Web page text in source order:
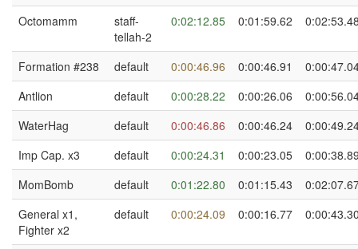
Octomamm
staff-
tellah-2
0:02:12.85 0:01:59.62
Formation #238 default 0:00:46.96 0:00:46.91
Antlion
default 0:00:28.22 0:00:26.06
WaterHag
default 0:00:46.86 0:00:46.24
Imp Cap. x3
default 0:00:24.31 0:00:23.05
MomBomb
default 0:01:22.80 0:01:15.43
General x1,
Fighter x2
default 0:00:24.09 0:00:16.77